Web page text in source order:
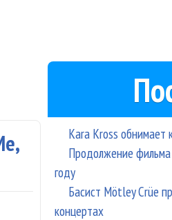
Kara Kross
Продолжение
году
Басист Mötley Crüe
концертах